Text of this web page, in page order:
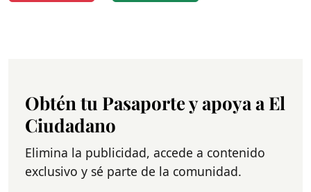
Obtén tu Pasaporte y apoya a El
Ciudadano
Elimina la publicidad, accede a contenido
exclusivo y sé parte de la comunidad.